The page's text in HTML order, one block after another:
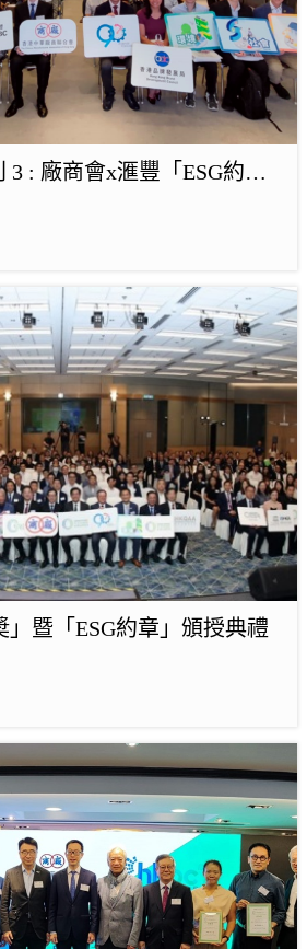
3 : 廠商會x滙豐「ESG約
」暨「ESG約章」頒授典禮